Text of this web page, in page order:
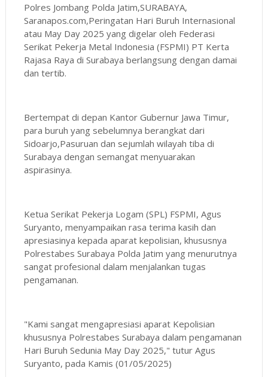
Polres Jombang Polda Jatim,SURABAYA,
Saranapos.com,Peringatan Hari Buruh Internasional
atau May Day 2025 yang digelar oleh Federasi
Serikat Pekerja Metal Indonesia (FSPMI) PT Kerta
Rajasa Raya di Surabaya berlangsung dengan damai
dan tertib.
Bertempat di depan Kantor Gubernur Jawa Timur,
para buruh yang sebelumnya berangkat dari
Sidoarjo,Pasuruan dan sejumlah wilayah tiba di
Surabaya dengan semangat menyuarakan
aspirasinya.
Ketua Serikat Pekerja Logam (SPL) FSPMI, Agus
Suryanto, menyampaikan rasa terima kasih dan
apresiasinya kepada aparat kepolisian, khususnya
Polrestabes Surabaya Polda Jatim yang menurutnya
sangat profesional dalam menjalankan tugas
pengamanan.
"Kami sangat mengapresiasi aparat Kepolisian
khususnya Polrestabes Surabaya dalam pengamanan
Hari Buruh Sedunia May Day 2025," tutur Agus
Suryanto, pada Kamis (01/05/2025)